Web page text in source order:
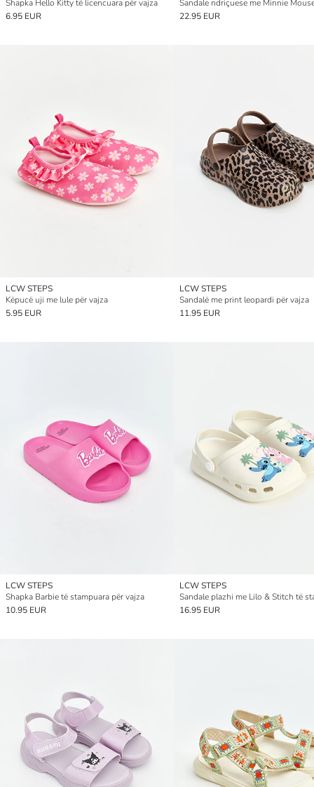
Shapka Hello Kitty të licencuara për vajza
6.95 EUR
22.95 EUR
LCW STEPS
Këpucë uji me lule për vajza
5.95 EUR
LCW STEPS
Sandalë me print leopardi për vajza
11.95 EUR
LCW STEPS
Shapka Barbie të stampuara për vajza
10.95 EUR
LCW STEPS
16.95 EUR